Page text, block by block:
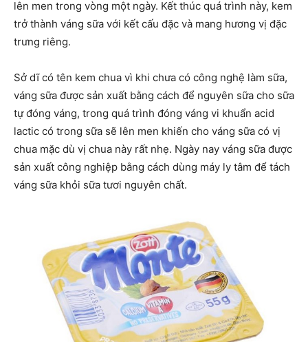
lên men trong vòng một ngày. Kết thúc quá trình này, kem
trở thành váng sữa với kết cấu đặc và mang hương vị đặc
trưng riêng.
Sở dĩ có tên kem chua vì khi chưa có công nghệ làm sữa,
váng sữa được sản xuất bằng cách để nguyên sữa cho sữa
tự đóng váng, trong quá trình đóng váng vi khuẩn acid
lactic có trong sữa sẽ lên men khiến cho váng sữa có vị
chua mặc dù vị chua này rất nhẹ. Ngày nay váng sữa được
sản xuất công nghiệp bằng cách dùng máy ly tâm để tách
váng sữa khỏi sữa tươi nguyên chất.